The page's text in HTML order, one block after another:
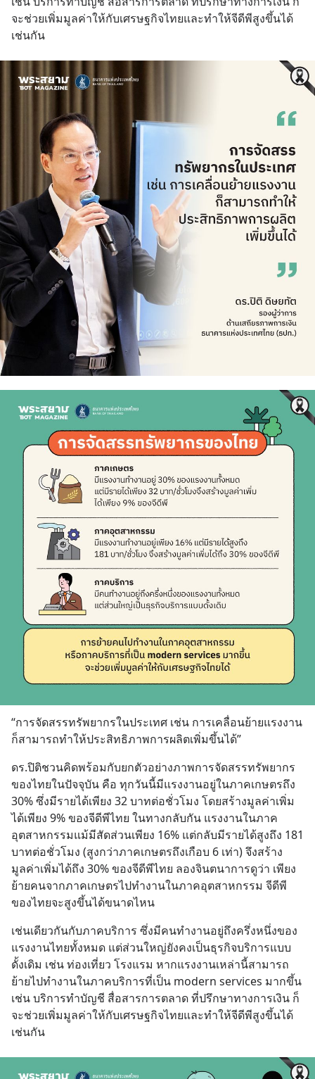
จะช่วยเพิ่มมูลค่าให้กับเศรษฐกิจไทยและทำให้จีดีพีสูงขึ้นได้
เช่นกัน
“การจัดสรรทรัพยากรในประเทศ เช่น การเคลื่อนย้ายแรงงาน
ก็สามารถทำให้ประสิทธิภาพการผลิตเพิ่มขึ้นได้”
ดร.ปิติชวนคิดพร้อมกับยกตัวอย่างภาพการจัดสรรทรัพยากร
ของไทยในปัจจุบัน คือ ทุกวันนี้มีแรงงานอยู่ในภาคเกษตรถึง
30% ซึ่งมีรายได้เพียง 32 บาทต่อชั่วโมง โดยสร้างมูลค่าเพิ่ม
ได้เพียง 9% ของจีดีพีไทย ในทางกลับกัน แรงงานในภาค
อุตสาหกรรมแม้มีสัดส่วนเพียง 16% แต่กลับมีรายได้สูงถึง 181
บาทต่อชั่วโมง (สูงกว่าภาคเกษตรถึงเกือบ 6 เท่า) จึงสร้าง
มูลค่าเพิ่มได้ถึง 30% ของจีดีพีไทย ลองจินตนาการดูว่า เพียง
ย้ายคนจากภาคเกษตรไปทำงานในภาคอุตสาหกรรม จีดีพี
ของไทยจะสูงขึ้นได้ขนาดไหน
เช่นเดียวกันกับภาคบริการ ซึ่งมีคนทำงานอยู่ถึงครึ่งหนึ่งของ
แรงงานไทยทั้งหมด แต่ส่วนใหญ่ยังคงเป็นธุรกิจบริการแบบ
ดั้งเดิม เช่น ท่องเที่ยว โรงแรม หากแรงงานเหล่านี้สามารถ
ย้ายไปทำงานในภาคบริการที่เป็น modern services มากขึ้น
เช่น บริการทำบัญชี สื่อสารการตลาด ที่ปรึกษาทางการเงิน ก็
จะช่วยเพิ่มมูลค่าให้กับเศรษฐกิจไทยและทำให้จีดีพีสูงขึ้นได้
เช่นกัน